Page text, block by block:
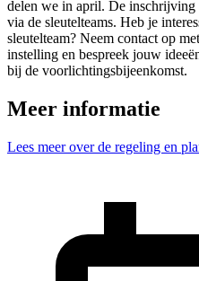
delen we in april. De
via de sleutelteams. Heb je
sleutelteam? Neem contact op
instelling en bespreek jouw
bij de voorlichtingsbijeenkomst.
Meer informatie
Lees meer over de regeling en